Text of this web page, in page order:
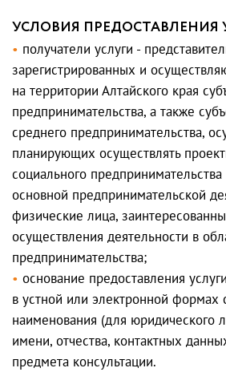
УСЛОВИЯ ПРЕДОСТАВЛЕНИЯ
получатели услуги -
зарегистрированных и
на территории Алтайского края
предпринимательства, а также
среднего предпринимательства,
планирующих осуществлять
социального предпринимательства
основной предпринимательской
физические лица,
осуществления деятельности в
предпринимательства;
основание предоставления
в устной или электронной формах
наименования (для юридического
имени, отчества, контактных
предмета консультации.